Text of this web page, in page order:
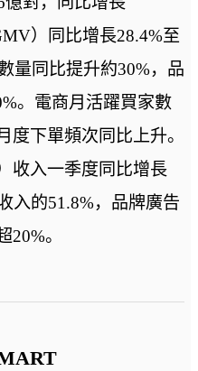
）同比增長28.4%至
量同比提升約30%，品
。電商月活躍買家數
度下單頻次同比上升。
收入一季度同比增長
入的51.8%，品牌廣告
。